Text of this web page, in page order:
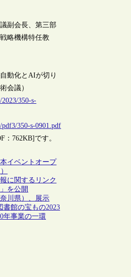
副会長、第三部
略機構特任教
動化とAIが切り
会議）
350-s-
350-s-0901.pdf
762KB]です。
イベント オープ
に関するリンク
を公開
川県）、展示
書館の宝もの2023
年事業の一環